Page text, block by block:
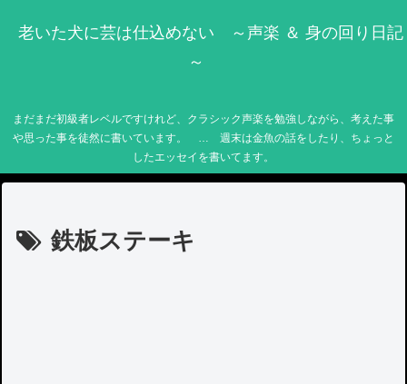
老いた犬に芸は仕込めない ～声楽 ＆ 身の回り日記
～
まだまだ初級者レベルですけれど、クラシック声楽を勉強しながら、考えた事
や思った事を徒然に書いています。 … 週末は金魚の話をしたり、ちょっと
したエッセイを書いてます。
鉄板ステーキ